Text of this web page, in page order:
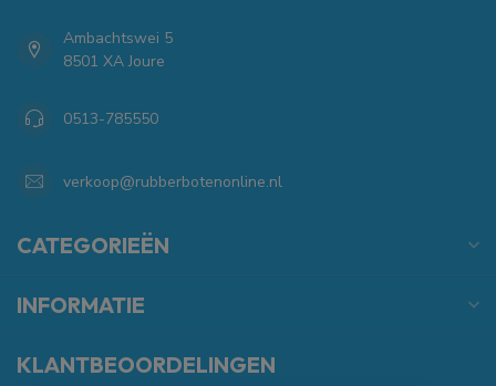
Ambachtswei 5
8501 XA Joure
0513-785550
verkoop@rubberbotenonline.nl
CATEGORIEËN
INFORMATIE
KLANTBEOORDELINGEN